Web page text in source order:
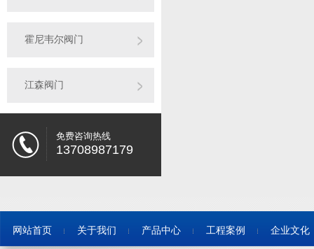
霍尼韦尔阀门
江森阀门
免费咨询热线
13708987179
网站首页 关于我们 产品中心 工程案例 企业文化